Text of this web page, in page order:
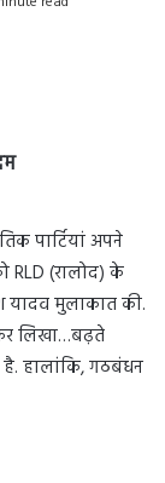
पार्टियां अपने
RLD (रालोद) के
मुलाकात की.
लिखा…बढ़ते
हालांकि, गठबंधन